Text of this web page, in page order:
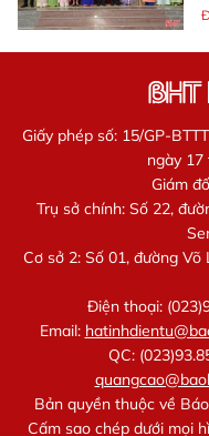
Giấy phép số: 15/GP-
ngày 17
Giám
Trụ sở chính: Số 22,
Cơ sở 2: Số 01, đường
Điện thoại:
Email:
QC:
Bản quyền thuộc về
Cấm sao chép dưới mọi